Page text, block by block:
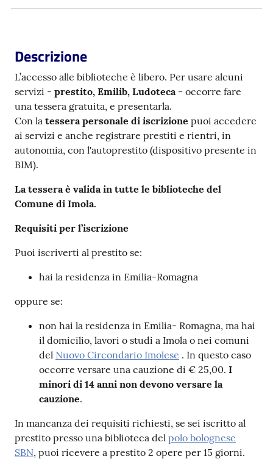
contenuti
Risorse
online
Casa
Archivio
Decentrate
Patto
lettura
Seguici
su
Descrizione
L’accesso alle biblioteche è libero. Per usare alcuni
servizi - prestito, Emilib, Ludoteca - occorre fare
una tessera gratuita, e presentarla.
Con la tessera personale di iscrizione puoi accedere
ai servizi e anche registrare prestiti e rientri, in
autonomia, con l'autoprestito (dispositivo presente in
BIM).
La tessera è valida in tutte le biblioteche del
Comune di Imola.
Requisiti per l’iscrizione
Puoi iscriverti al prestito se:
hai la residenza in Emilia-Romagna
oppure se:
non hai la residenza in Emilia- Romagna, ma hai
il domicilio, lavori o studi a Imola o nei comuni
del Nuovo Circondario Imolese . In questo caso
occorre versare una cauzione di € 25,00. I
minori di 14 anni non devono versare la
cauzione.
In mancanza dei requisiti richiesti, se sei iscritto al
prestito presso una biblioteca del polo bolognese
SBN, puoi ricevere a prestito 2 opere per 15 giorni.